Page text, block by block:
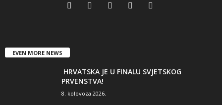
EVEN MORE NEWS
HRVATSKA JE U FINALU SVJETSKOG
PRVENSTVA!
8. kolovoza 2026.